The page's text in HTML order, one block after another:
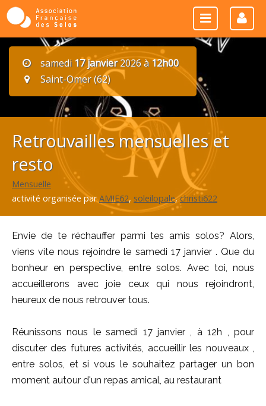
samedi 17 janvier2026 à12h00
Saint-Omer (62)
Retrouvailles mensuelles et
resto
Mensuelle
activité organisée parAMIE62, soleilopale,christi622
Envie de te réchauffer parmi tes amis solos? Alors,
viens vite nous rejoindre le samedi 17 janvier . Que du
bonheur en perspective, entre solos. Avec toi, nous
accueillerons avec joie ceux qui nous rejoindront,
heureux de nous retrouver tous.
Réunissons nous le samedi 17 janvier , à 12h , pour
discuter des futures activités, accueillir les nouveaux ,
entre solos, et si vous le souhaitez partager un bon
moment autour d'un repas amical, au restaurant